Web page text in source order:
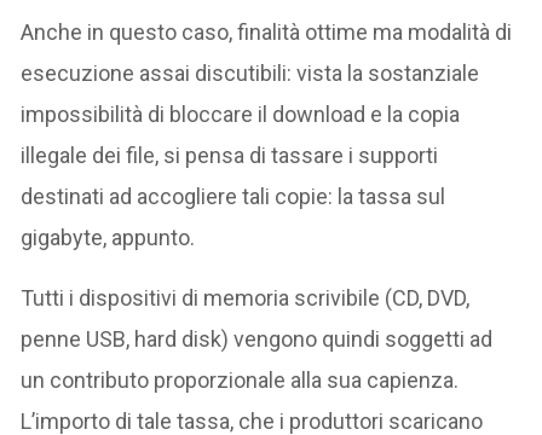
Anche in questo caso, finalità ottime ma modalità di
esecuzione assai discutibili: vista la sostanziale
impossibilità di bloccare il download e la copia
illegale dei file, si pensa di tassare i supporti
destinati ad accogliere tali copie: la tassa sul
gigabyte, appunto.
Tutti i dispositivi di memoria scrivibile (CD, DVD,
penne USB, hard disk) vengono quindi soggetti ad
un contributo proporzionale alla sua capienza.
L’importo di tale tassa, che i produttori scaricano